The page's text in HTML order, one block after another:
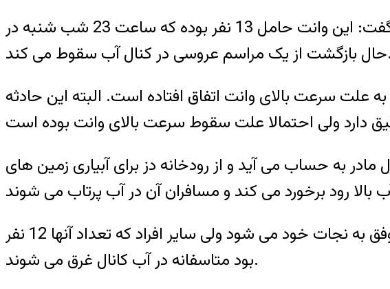
مدیرکل حوادث غیرمترقبه استانداری خوزستان با تائید این حادثه به خبرنگار مهر گفت: این وانت حامل 13 نفر بوده که ساعت 23 شب شنبه در
حال بازگشت از یک مراسم عروسی در کنال آب سقوط می کند.
به علت سرعت بالای وانت اتفاق افتاده است. البته این حادثه
به حساب می آید و از رودخانه دز برای آبیاری زمین های
آملازاده عنوان کرد: یک دختر در میان 13 نفر مسافر که با شنا کردن آشنایی داشت موفق به نجات خود می شود ولی سایر افراد که تعداد آنها 12 نفر
بود متاسفانه در آب کانال غرق می شوند.